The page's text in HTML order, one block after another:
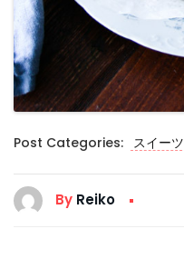
Post Categories: スイーツ
By Reiko